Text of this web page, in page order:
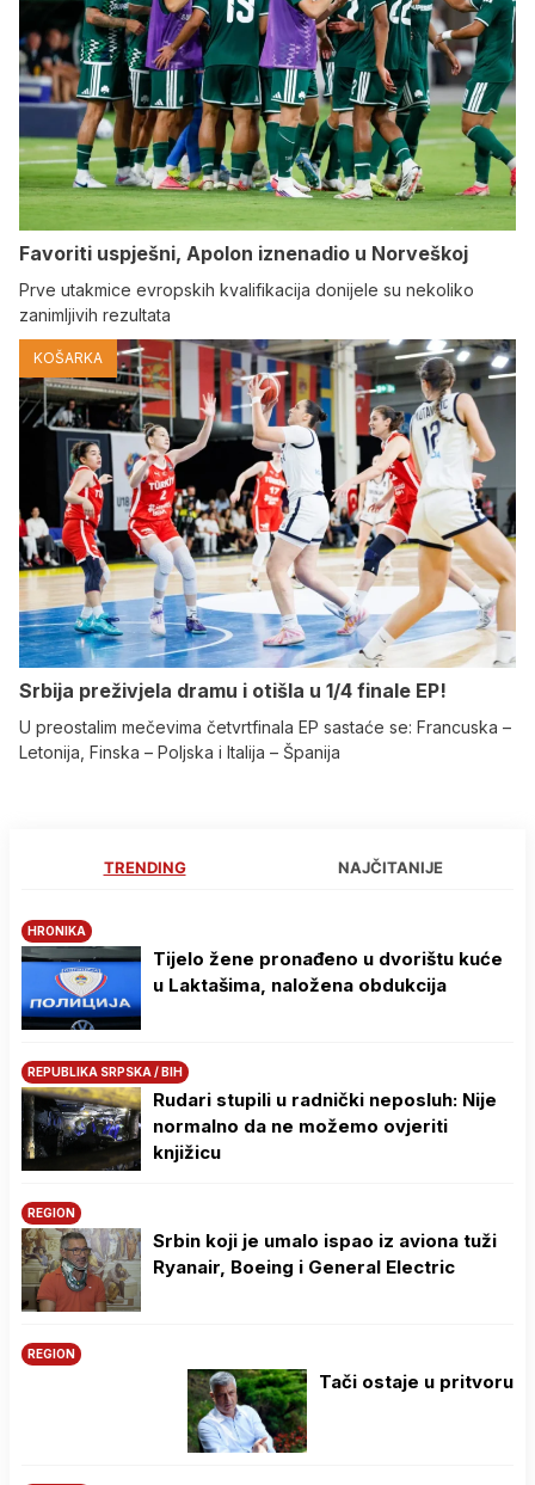
Favoriti uspješni, Apolon iznenadio u Norveškoj
Prve utakmice evropskih kvalifikacija donijele su nekoliko
zanimljivih rezultata
KOŠARKA
Srbija preživjela dramu i otišla u 1/4 finale EP!
U preostalim mečevima četvrtfinala EP sastaće se: Francuska –
Letonija, Finska – Poljska i Italija – Španija
TRENDING NAJČITANIJE
HRONIKA
Tijelo žene pronađeno u dvorištu kuće
u Laktašima, naložena obdukcija
REPUBLIKA SRPSKA / BIH
Rudari stupili u radnički neposluh: Nije
normalno da ne možemo ovjeriti
knjižicu
REGION
Srbin koji je umalo ispao iz aviona tuži
Ryanair, Boeing i General Electric
REGION
Tači ostaje u pritvoru